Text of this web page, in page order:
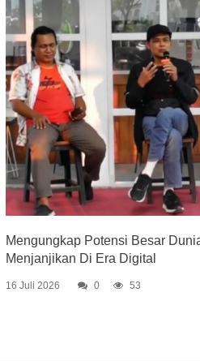
Mengungkap Potensi Besar
Menjanjikan Di Era Digital
16 Juli 2026 0 53